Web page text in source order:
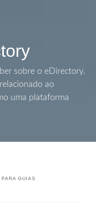
sobre o eDirectory.
ao
uma plataforma
GUIAS